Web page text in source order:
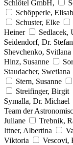
Schlötel GmbH,
Schöpperle,
Schuster, Elke
Heiner
Sedlacek,
Seidendorf, Dr. Stefan
Shevchenko, Svitlana
Hinz, Susanne
Staudacher, Swetlana
Stern, Susanne
Streifinger, Birgit
Symalla, Dr. Michael
Team der
Juliane
Trebnik,
Ittner, Albertina
Viktoria
Vescovi,